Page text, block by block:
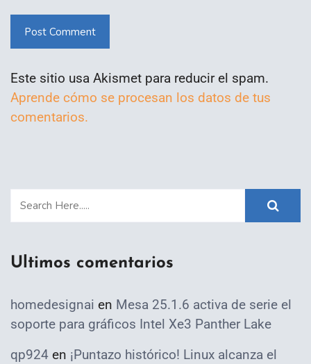
Post Comment
Este sitio usa Akismet para reducir el spam.
Aprende cómo se procesan los datos de tus
comentarios.
Ultimos comentarios
homedesignai en Mesa 25.1.6 activa de serie el
soporte para gráficos Intel Xe3 Panther Lake
qp924 en ¡Puntazo histórico! Linux alcanza el